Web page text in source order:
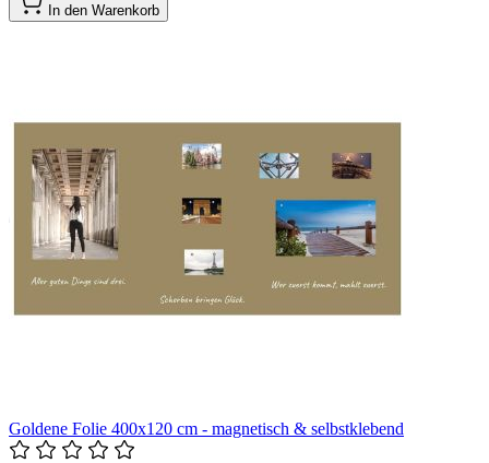
In den Warenkorb
Goldene Folie 400x120 cm - magnetisch & selbstklebend